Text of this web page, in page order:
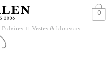
0
Polaires 􀆊 Vestes & blousons